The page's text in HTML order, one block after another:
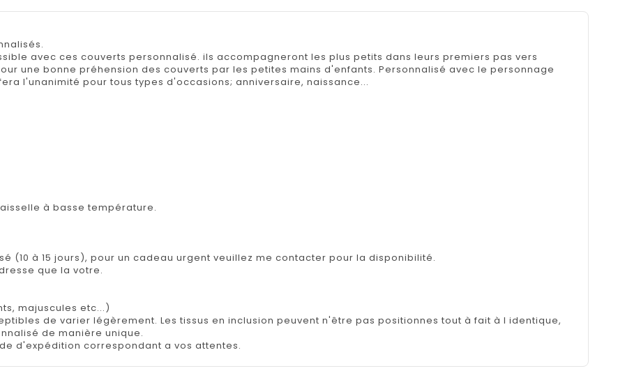
avec ces couverts personnalisé. ils accompagneront les plus petits dans leurs premiers pas vers
une bonne préhension des couverts par les petites mains d'enfants. Personnalisé avec le personnage
l'unanimité pour tous types d'occasions; anniversaire, naissance...
à basse température.
(10 à 15 jours), pour un cadeau urgent veuillez me contacter pour la disponibilité.
que la votre.
majuscules etc...)
de varier légèrement. Les tissus en inclusion peuvent n'être pas positionnes tout à fait à l identique,
de manière unique.
d'expédition correspondant a vos attentes.